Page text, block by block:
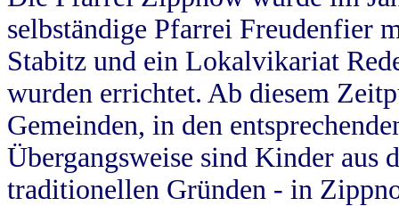
selbständige Pfarrei Freudenfier
Stabitz und ein Lokalvikariat
wurden errichtet. Ab diesem
Gemeinden, in den
Übergangsweise sind Kinder aus
traditionellen Gründen - in